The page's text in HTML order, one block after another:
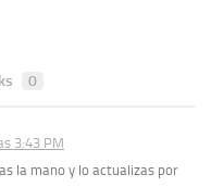
0
3:43 PM
la mano y lo actualizas por